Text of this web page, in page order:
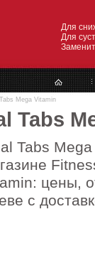
Для
Для
Mega Vitamin
Tabs
Tabs
цены,
с